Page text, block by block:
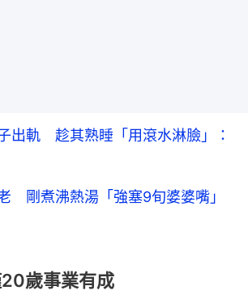
出軌 趁其熟睡「用滾水淋臉」：
剛煮沸熱湯「強塞9旬婆婆嘴」
歲事業有成